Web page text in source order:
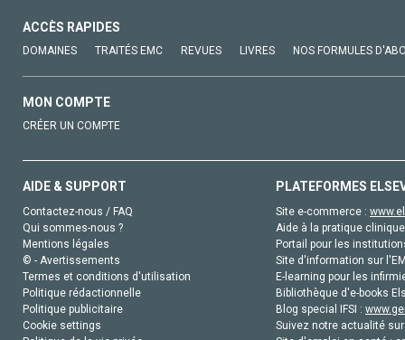
ACCÈS RAPIDES
DOMAINES TRAITÉS EMC REVUES LIVRES NOS FORMULES
MON COMPTE
CRÉER UN COMPTE
AIDE & SUPPORT
Contactez-nous / FAQ
Qui sommes-nous ?
Mentions légales
© - Avertissements
Termes et conditions d'utilisation
Politique rédactionnelle
Politique publicitaire
Cookie settings
PLATEFORMES
Site e-commerce :
Aide à la pratique
Portail pour les
Site d'information sur
E-learning pour les
Bibliothèque d'e-books
Blog special IFSI :
Suivez notre actualité